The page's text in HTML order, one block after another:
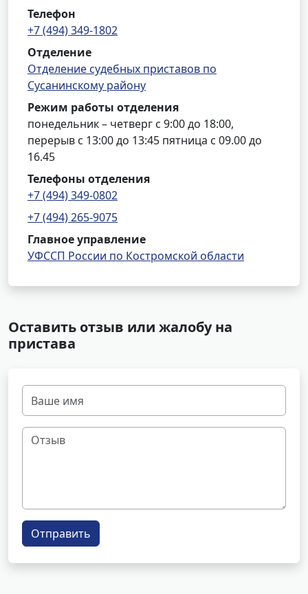
Телефон
+7 (494) 349-1802
Отделение
Отделение судебных приставов по
Сусанинскому району
Режим работы отделения
понедельник – четверг с 9:00 до 18:00,
перерыв с 13:00 до 13:45 пятница с 09.00 до
16.45
Телефоны отделения
+7 (494) 349-0802
+7 (494) 265-9075
Главное управление
УФССП России по Костромской области
Оставить отзыв или жалобу на
пристава
Отправить